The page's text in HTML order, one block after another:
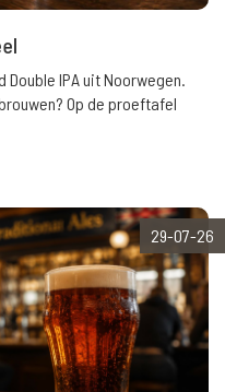
IPA uit Noorwegen.
Op de proeftafel
29-07-26